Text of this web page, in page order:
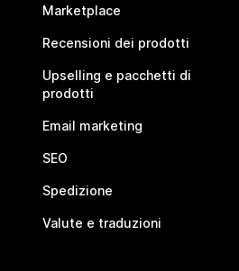
Marketplace
Recensioni dei prodotti
Upselling e pacchetti di
prodotti
Email marketing
SEO
Spedizione
Valute e traduzioni